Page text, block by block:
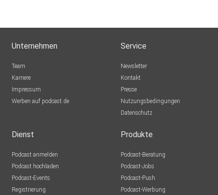
Unternehmen
Team
Karriere
Impressum
Werben auf podcast.de
Service
Newsletter
Kontakt
Presse
Nutzungsbedingungen
Datenschutz
Dienst
Podcast anmelden
Podcast hochladen
Podcast-Events
Registrierung
Produkte
Podcast-Beratung
Podcast-Jobs
Podcast-Push
Podcast-Werbung